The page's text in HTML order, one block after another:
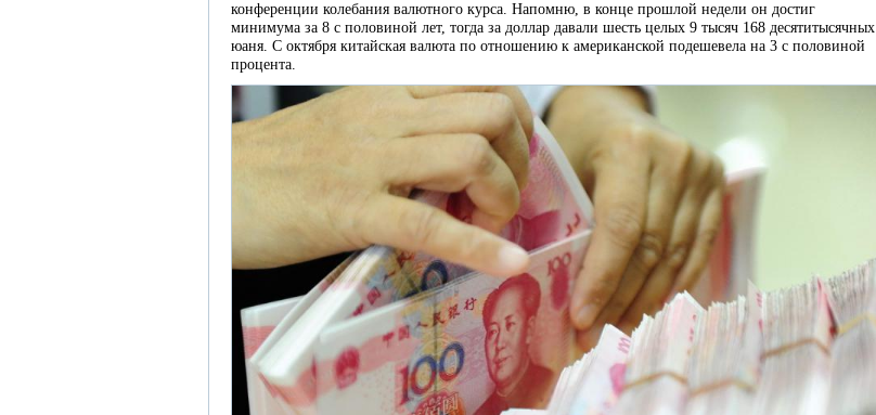
конференции колебания валютного курса. Напомню, в конце прошлой недели он достиг
минимума за 8 с половиной лет, тогда за доллар давали шесть целых 9 тысяч 168 десятитысячных
юаня. С октября китайская валюта по отношению к американской подешевела на 3 с половиной
процента.